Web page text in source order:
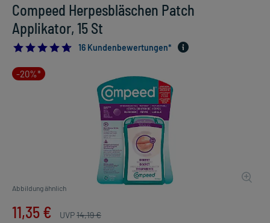
Compeed Herpesbläschen Patch
Applikator, 15 St
4.6875
16 Kundenbewertungen*
-20%*
Abbildung ähnlich
11,35 € UVP14,19 €